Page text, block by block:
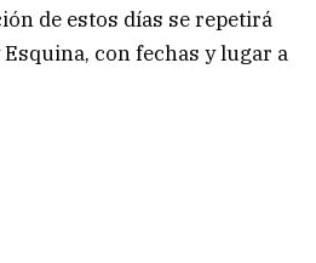
de estos días se repetirá
Esquina, con fechas y lugar a